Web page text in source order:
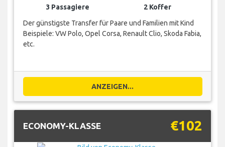
3 Passagiere
2 Koffer
Der günstigste Transfer für Paare und Familien mit Kind
Beispiele: VW Polo, Opel Corsa, Renault Clio, Skoda Fabia,
etc.
ANZEIGEN...
ECONOMY-KLASSE €102